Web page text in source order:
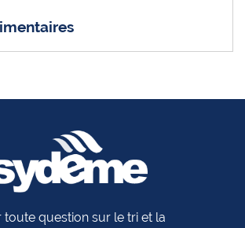
toute question sur le tri et la